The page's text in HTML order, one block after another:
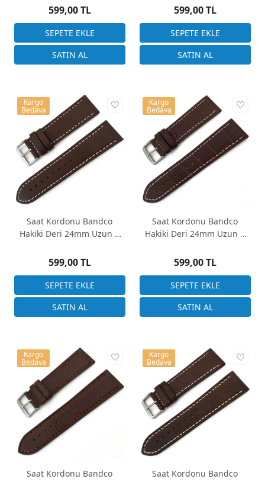
599,00 TL
Desen
599,00 TL
Saat Kordonu Bandco
Hakiki Deri 24mm Uzun A
Desen Beyaz Dikiş
599,00 TL
Kargo
Bedava
Saat Kordonu Bandco
Hakiki Deri 24mm Uzun A
Desen Beyaz Dikiş
599,00 TL
Kargo
Bedava
Saat Kordonu Bandco
Kargo
Bedava
Saat Kordonu Bandco
Kargo
Bedava